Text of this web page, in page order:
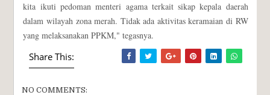
kita ikuti pedoman menteri agama terkait sikap kepala daerah
dalam wilayah zona merah. Tidak ada aktivitas keramaian di RW
yang melaksanakan PPKM," tegasnya.
Share This:
NO COMMENTS: